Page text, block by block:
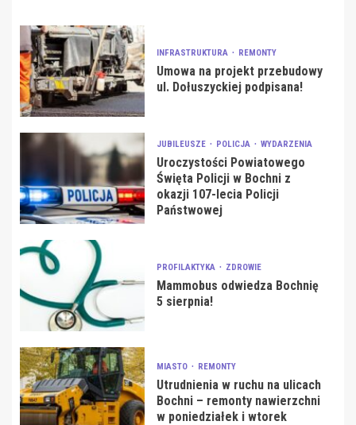
INFRASTRUKTURA REMONTY
Umowa na projekt przebudowy
ul. Dołuszyckiej podpisana!
JUBILEUSZE POLICJA WYDARZENIA
Uroczystości Powiatowego
Święta Policji w Bochni z
okazji 107-lecia Policji
Państwowej
PROFILAKTYKA ZDROWIE
Mammobus odwiedza Bochnię
5 sierpnia!
MIASTO REMONTY
Utrudnienia w ruchu na ulicach
Bochni – remonty nawierzchni
w poniedziałek i wtorek